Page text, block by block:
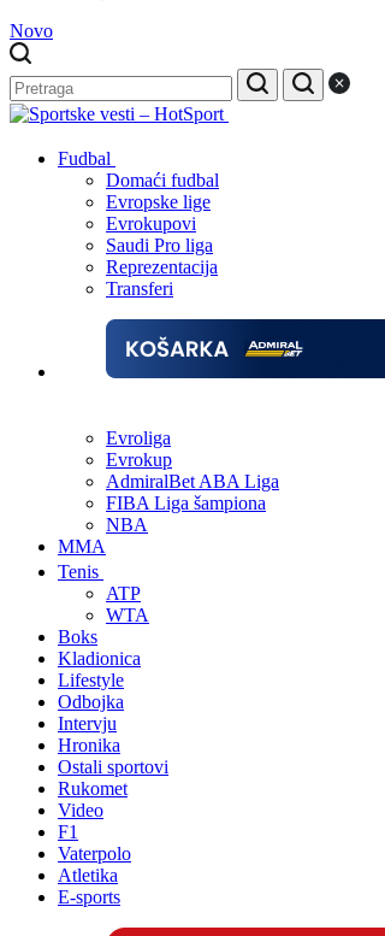
Novo
Fudbal
Domaći fudbal
Evropske lige
Evrokupovi
Saudi Pro liga
Reprezentacija
Transferi
Evroliga
Evrokup
AdmiralBet ABA Liga
FIBA Liga šampiona
NBA
MMA
Tenis
ATP
WTA
Boks
Kladionica
Lifestyle
Odbojka
Intervju
Hronika
Ostali sportovi
Rukomet
Video
F1
Vaterpolo
Atletika
E-sports